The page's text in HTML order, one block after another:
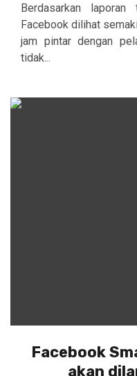
Berdasarkan
Facebook dilihat
jam pintar dengan
tidak...
Facebook
akan